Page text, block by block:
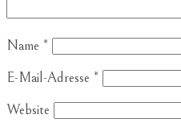
Name *
E-Mail-Adresse *
Website